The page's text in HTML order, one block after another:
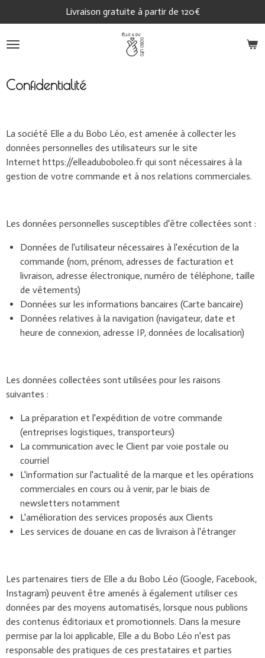
au
contenu
Livraison gratuite à partir de 120€
Confidentialité
La société Elle a du Bobo Léo, est amenée à collecter les
données personnelles des utilisateurs sur le site
Internet https://elleaduboboleo.fr qui sont nécessaires à la
gestion de votre commande et à nos relations commerciales.
Les données personnelles susceptibles d'être collectées sont :
Données de l'utilisateur nécessaires à l'exécution de la
commande (nom, prénom, adresses de facturation et
livraison, adresse électronique, numéro de téléphone, taille
de vêtements)
Données sur les informations bancaires (Carte bancaire)
Données relatives à la navigation (navigateur, date et
heure de connexion, adresse IP, données de localisation)
Les données collectées sont utilisées pour les raisons
suivantes :
La préparation et l'expédition de votre commande
(entreprises logistiques, transporteurs)
La communication avec le Client par voie postale ou
courriel
L'information sur l'actualité de la marque et les opérations
commerciales en cours ou à venir, par le biais de
newsletters notamment
L'amélioration des services proposés aux Clients
Les services de douane en cas de livraison à l'étranger
Les partenaires tiers de Elle a du Bobo Léo (Google, Facebook,
Instagram) peuvent être amenés à également utiliser ces
données par des moyens automatisés, lorsque nous publions
des contenus éditoriaux et promotionnels. Dans la mesure
permise par la loi applicable, Elle a du Bobo Léo n'est pas
responsable des pratiques de ces prestataires et parties